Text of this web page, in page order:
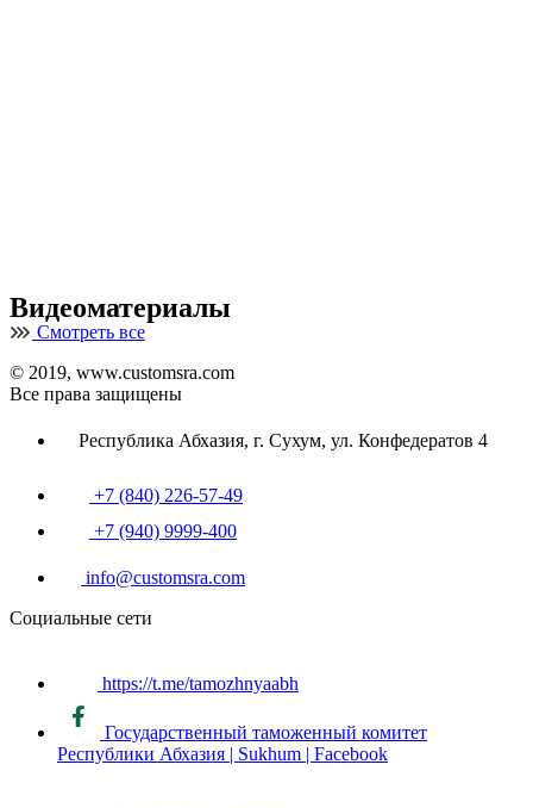
Видеоматериалы
Смотреть все
© 2019, www.customsra.com
Все права защищены
Республика Абхазия, г. Сухум, ул. Конфедератов 4
+7 (840) 226-57-49
+7 (940) 9999-400
info@customsra.com
Социальные сети
https://t.me/tamozhnyaabh
Государственный таможенный комитет
Республики Абхазия | Sukhum | Facebook